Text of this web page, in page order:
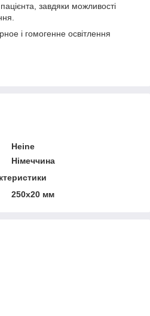
завдяки можливості
і гомогенне освітлення
Heine
Німеччина
250х20 мм